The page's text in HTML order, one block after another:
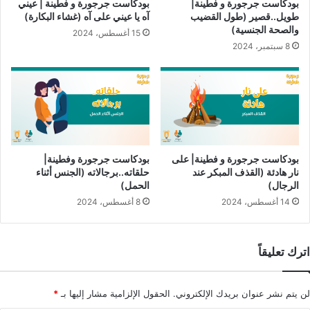
تسأل جرجورة عن كيفية تعامل الزوجين مع هذه الصعوبات، فتؤكد
الدكتورة أن التواصل المفتوح والدعم المتبادل بين الزوجين هما
المفتاح الأساسي للحفاظ على علاقة ناجحة. تجدد جرجورة تنهداتها،
متمنية أن يفهم زوجها جرجور هذه الأمور.
لمزيد من التفاصيل حول الموضوع :
قراءة مقال “الحياة الجنسية بعد سن الأمل” https:/?p=1665
و مقال “سنُّ الأمل وأفضل المكمِّلات لبداية جديدة”
https://wp.me/per1bs-UZ
مقال “فترات غياب الطمث، الأسباب والعلاج”
https://wp.me/per1bs-101
جرجورة وفطينة
بودكاست جرجورة و فطينة|
طويل..قصير (طول القضيب
والصحة الجنسية)
8 سبتمبر، 2024
بودكاست جرجورة و فطينة | عيني
آه يا عيني على آه (غشاء البكارة)
15 أغسطس، 2024
بودكاست جرجورة و فطينة| على
نار هادئة (القذف المبكر عند
الرجال)
14 أغسطس، 2024
بودكاست جرجورة وفطينة|
حلقاته..برجالاته (الجنس أثناء
الحمل)
8 أغسطس، 2024
اترك تعليقاً
لن يتم نشر عنوان بريدك الإلكتروني. الحقول الإلزامية مشار إليها بـ *